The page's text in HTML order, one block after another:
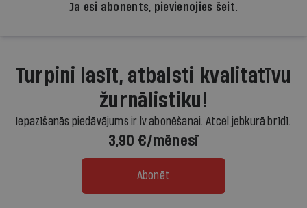
Ja esi abonents, pievienojies šeit.
Turpini lasīt, atbalsti kvalitatīvu
žurnālistiku!
Iepazīšanās piedāvājums ir.lv abonēšanai. Atcel jebkurā brīdī.
3,90 €/mēnesī
Abonēt